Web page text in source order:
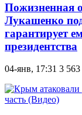
Пожизненная
Лукашенко
гарантирует
президентства
04-янв, 17:31 3 563